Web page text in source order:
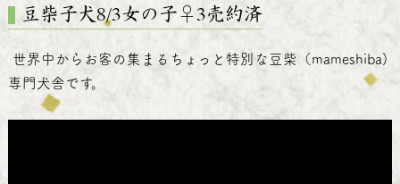
豆柴子犬8/3女の子♀3売約済
世界中からお客の集まるちょっと特別な豆柴（mameshiba)
専門犬舎です。